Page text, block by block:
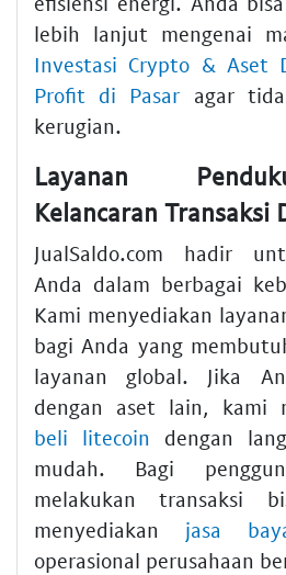
lebih lanjut mengenai
Investasi Crypto & Aset
Profit di Pasar agar
kerugian.
Layanan
Kelancaran Transaksi
JualSaldo.com hadir
Anda dalam berbagai
Kami menyediakan
bagi Anda yang
layanan global. Jika
dengan aset lain, kami
beli litecoin dengan
mudah. Bagi
melakukan transaksi
menyediakan jasa
operasional perusahaan